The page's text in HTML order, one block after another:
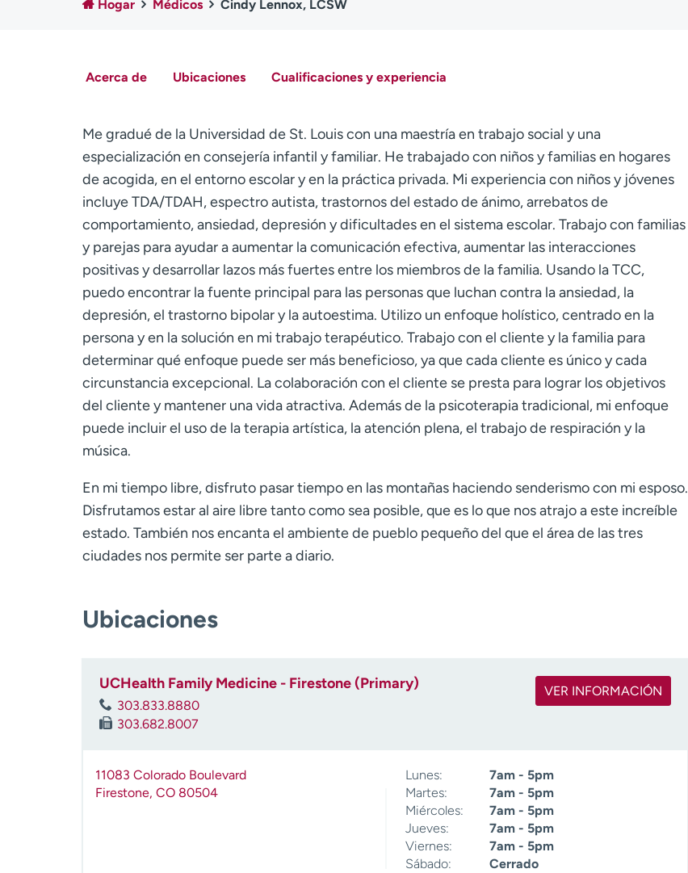
Hogar Médicos Cindy Lennox, LCSW
Acerca de Ubicaciones Cualificaciones y experiencia
Me gradué de la Universidad de St. Louis con una maestría en trabajo social y una
especialización en consejería infantil y familiar. He trabajado con niños y familias en hogares
de acogida, en el entorno escolar y en la práctica privada. Mi experiencia con niños y jóvenes
incluye TDA/TDAH, espectro autista, trastornos del estado de ánimo, arrebatos de
comportamiento, ansiedad, depresión y dificultades en el sistema escolar. Trabajo con familias
y parejas para ayudar a aumentar la comunicación efectiva, aumentar las interacciones
positivas y desarrollar lazos más fuertes entre los miembros de la familia. Usando la TCC,
puedo encontrar la fuente principal para las personas que luchan contra la ansiedad, la
depresión, el trastorno bipolar y la autoestima. Utilizo un enfoque holístico, centrado en la
persona y en la solución en mi trabajo terapéutico. Trabajo con el cliente y la familia para
determinar qué enfoque puede ser más beneficioso, ya que cada cliente es único y cada
circunstancia excepcional. La colaboración con el cliente se presta para lograr los objetivos
del cliente y mantener una vida atractiva. Además de la psicoterapia tradicional, mi enfoque
puede incluir el uso de la terapia artística, la atención plena, el trabajo de respiración y la
música.
En mi tiempo libre, disfruto pasar tiempo en las montañas haciendo senderismo con mi esposo.
Disfrutamos estar al aire libre tanto como sea posible, que es lo que nos atrajo a este increíble
estado. También nos encanta el ambiente de pueblo pequeño del que el área de las tres
ciudades nos permite ser parte a diario.
Ubicaciones
UCHealth Family Medicine - Firestone (Primary)
303.833.8880
303.682.8007
VER INFORMACIÓN
11083 Colorado Boulevard
Firestone, CO 80504
Lunes:
7am - 5pm
Martes:
7am - 5pm
Miércoles:
7am - 5pm
Jueves:
7am - 5pm
Viernes:
7am - 5pm
Sábado:
Cerrado